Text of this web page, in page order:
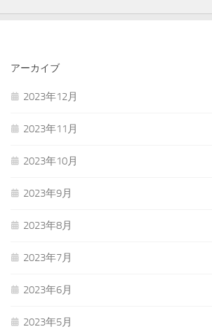
アーカイブ
2023年12月
2023年11月
2023年10月
2023年9月
2023年8月
2023年7月
2023年6月
2023年5月